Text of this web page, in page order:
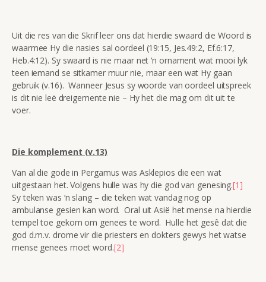
Uit die res van die Skrif leer ons dat hierdie swaard die Woord is
waarmee Hy die nasies sal oordeel (19:15, Jes.49:2, Ef.6:17,
Heb.4:12). Sy swaard is nie maar net ‘n ornament wat mooi lyk
teen iemand se sitkamer muur nie, maar een wat Hy gaan
gebruik (v.16). Wanneer Jesus sy woorde van oordeel uitspreek
is dit nie leë dreigemente nie – Hy het die mag om dit uit te
voer.
Die komplement (v.13)
Van al die gode in Pergamus was Asklepios die een wat
uitgestaan het. Volgens hulle was hy die god van genesing.[1]
Sy teken was ‘n slang – die teken wat vandag nog op
ambulanse gesien kan word. Oral uit Asië het mense na hierdie
tempel toe gekom om genees te word. Hulle het gesê dat die
god d.m.v. drome vir die priesters en dokters gewys het watse
mense genees moet word.[2]